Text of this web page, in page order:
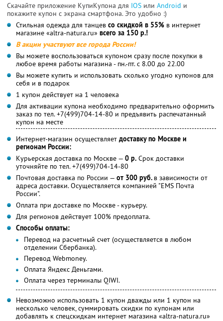
Скачайте приложение КупиКупона для IOS или Android и
покажите купон с экрана смартфона. Это удобно :)
Стильная одежда для танцев со скидкой в 55% в интернет
магазине «altra-natura.ru» всего за 150 р.!
В акции участвуют все города России!
Вы можете воспользоваться купоном сразу после покупки в
любое время работы магазина - пн.-пт. с 8.00 до 22.00
Вы можете купить и использовать сколько угодно купонов для
себя и в подарок
1 купон действует на 1 человека
Для активации купона необходимо предварительно оформить
заказ по тел. +7(499)704-14-80 и предъявить распечатанный
купон на месте
Интернет-магазин осуществляет доставку по Москве и
регионам России:
Курьерская доставка по Москве — 0 р. Срок доставки
уточняйте по тел. +7(499)704-14-80
Почтовая доставка по России — от 300 руб. в зависимости от
адреса доставки. Осуществляется компанией "EMS Почта
России".
Оплата при доставке по Москве - курьеру.
Для регионов действует 100% предоплата.
Способы оплаты:
Перевод на расчетный счет (осуществляется в любом
отделении Сбербанка).
Перевод Webmoney.
Оплата Яндекс Деньгами.
Оплата через терминалы QIWI.
Невозможно использовать 1 купон дважды или 1 купон на
несколько человек, суммировать скидки по купонам или
добавлять к спецскидкам интернет магазина «altra-natura.ru»